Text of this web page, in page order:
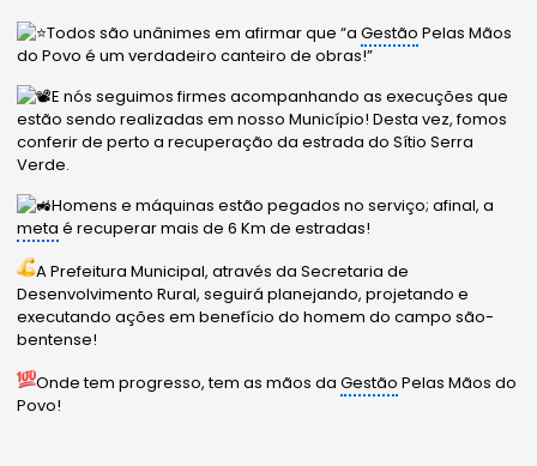
Todos são unânimes em afirmar que “aGestão Pelas Mãos
do Povo é um verdadeiro canteiro de obras!”
E nós seguimos firmes acompanhando as execuções que
estão sendo realizadas em nosso Município! Desta vez, fomos
conferir de perto a recuperação da estrada do Sítio Serra
Verde.
Homens e máquinas estão pegados no serviço; afinal, a
meta é recuperar mais de 6 Km de estradas!
A Prefeitura Municipal, através da Secretaria de
Desenvolvimento Rural, seguirá planejando, projetando e
executando ações em benefício do homem do campo são-
bentense!
Onde tem progresso, tem as mãos daGestão Pelas Mãos do
Povo!